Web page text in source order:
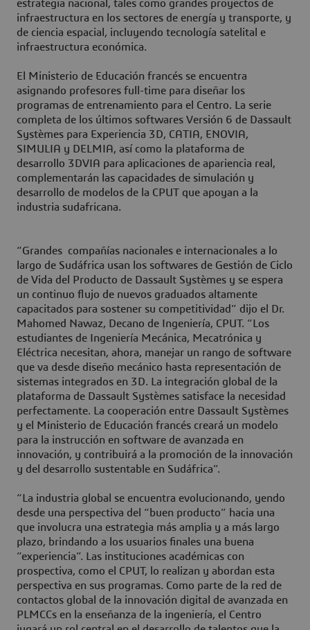
estrategia nacional, tales como grandes proyectos de
infraestructura en los sectores de energía y transporte, y
de ciencia espacial, incluyendo tecnología satelital e
infraestructura económica.
El Ministerio de Educación francés se encuentra
asignando profesores full-time para diseñar los
programas de entrenamiento para el Centro. La serie
completa de los últimos softwares Versión 6 de Dassault
Systèmes para Experiencia 3D, CATIA, ENOVIA,
SIMULIA y DELMIA, así como la plataforma de
desarrollo 3DVIA para aplicaciones de apariencia real,
complementarán las capacidades de simulación y
desarrollo de modelos de la CPUT que apoyan a la
industria sudafricana.
“Grandes compañías nacionales e internacionales a lo
largo de Sudáfrica usan los softwares de Gestión de Ciclo
de Vida del Producto de Dassault Systèmes y se espera
un continuo flujo de nuevos graduados altamente
capacitados para sostener su competitividad” dijo el Dr.
Mahomed Nawaz, Decano de Ingeniería, CPUT. “Los
estudiantes de Ingeniería Mecánica, Mecatrónica y
Eléctrica necesitan, ahora, manejar un rango de software
que va desde diseño mecánico hasta representación de
sistemas integrados en 3D. La integración global de la
plataforma de Dassault Systèmes satisface la necesidad
perfectamente. La cooperación entre Dassault Systèmes
y el Ministerio de Educación francés creará un modelo
para la instrucción en software de avanzada en
innovación, y contribuirá a la promoción de la innovación
y del desarrollo sustentable en Sudáfrica”.
“La industria global se encuentra evolucionando, yendo
desde una perspectiva del “buen producto” hacia una
que involucra una estrategia más amplia y a más largo
plazo, brindando a los usuarios finales una buena
“experiencia”. Las instituciones académicas con
prospectiva, como el CPUT, lo realizan y abordan esta
perspectiva en sus programas. Como parte de la red de
contactos global de la innovación digital de avanzada en
PLMCCs en la enseñanza de la ingeniería, el Centro